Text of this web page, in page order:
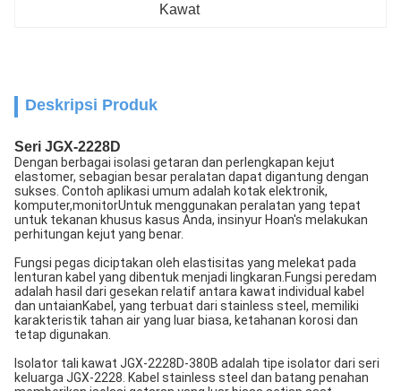
Kawat
Deskripsi Produk
Seri JGX-2228D
Dengan berbagai isolasi getaran dan perlengkapan kejut
elastomer, sebagian besar peralatan dapat digantung dengan
sukses. Contoh aplikasi umum adalah kotak elektronik,
komputer,monitorUntuk menggunakan peralatan yang tepat
untuk tekanan khusus kasus Anda, insinyur Hoan's melakukan
perhitungan kejut yang benar.
Fungsi pegas diciptakan oleh elastisitas yang melekat pada
lenturan kabel yang dibentuk menjadi lingkaran.Fungsi peredam
adalah hasil dari gesekan relatif antara kawat individual kabel
dan untaianKabel, yang terbuat dari stainless steel, memiliki
karakteristik tahan air yang luar biasa, ketahanan korosi dan
tetap digunakan.
Isolator tali kawat JGX-2228D-380B adalah tipe isolator dari seri
keluarga JGX-2228. Kabel stainless steel dan batang penahan